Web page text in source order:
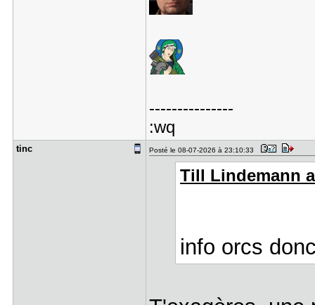
---------------
:wq
tinc Posté le 08-07-2026 à 23:10:33
Till Lindemann
info orcs